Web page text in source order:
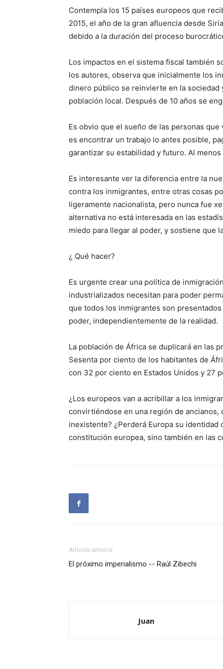
Contempla los 15 países europeos que
2015, el año de la gran afluencia desde
debido a la duración del proceso
Los impactos en el sistema fiscal también
los autores, observa que inicialmente los
dinero público se reinvierte en la sociedad
población local. Después de 10 años se
Es obvio que el sueño de las personas
es encontrar un trabajo lo antes posible,
garantizar su estabilidad y futuro. Al menos
Es interesante ver la diferencia entre la
contra los inmigrantes, entre otras cosas
ligeramente nacionalista, pero nunca fue
alternativa no está interesada en las
miedo para llegar al poder, y sostiene que
¿ Qué hacer?
Es urgente crear una política de
industrializados necesitan para poder
que todos los inmigrantes son
poder, independientemente de la realidad.
La población de África se duplicará en las
Sesenta por ciento de los habitantes de
con 32 por ciento en Estados Unidos y 27
¿Los europeos van a acribillar a los
convirtiéndose en una región de
inexistente? ¿Perderá Europa su
constitución europea, sino también en las
Artículo anterior
El próximo imperialismo -- Raúl Zibechi
Juan